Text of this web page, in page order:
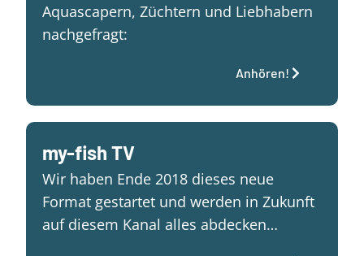
Aquascapern, Züchtern und Liebhabern
nachgefragt:
Anhören!
my-fish TV
Wir haben Ende 2018 dieses neue
Format gestartet und werden in Zukunft
auf diesem Kanal alles abdecken…